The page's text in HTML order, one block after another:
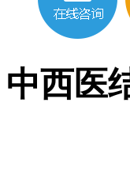
中西医